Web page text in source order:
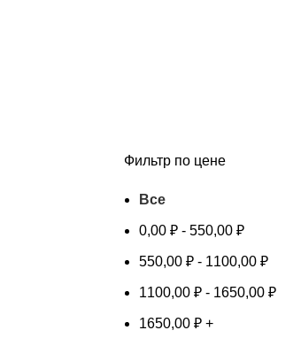
Фильтр по цене
Все
0,00 ₽ - 550,00 ₽
550,00 ₽ - 1100,00 ₽
1100,00 ₽ - 1650,00 ₽
1650,00 ₽ +